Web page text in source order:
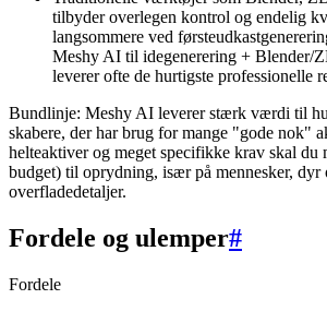
tilbyder overlegen kontrol og endelig
langsommere ved
Meshy AI til idegenerering + Blender/
leverer ofte de hurtigste professionelle
Bundlinje: Meshy AI leverer stærk værdi til
skabere, der har brug for mange "gode nok"
helteaktiver og meget specifikke krav skal du
budget) til oprydning, især på mennesker, dyr
overfladedetaljer.
Fordele og ulemper#
Fordele